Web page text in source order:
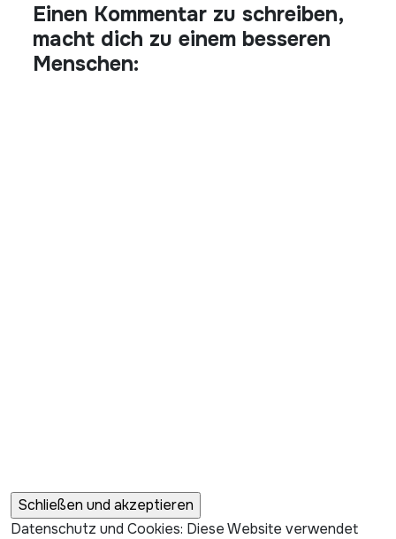
Einen Kommentar zu schreiben,
macht dich zu einem besseren
Menschen:
Datenschutz und Cookies: Diese Website verwendet